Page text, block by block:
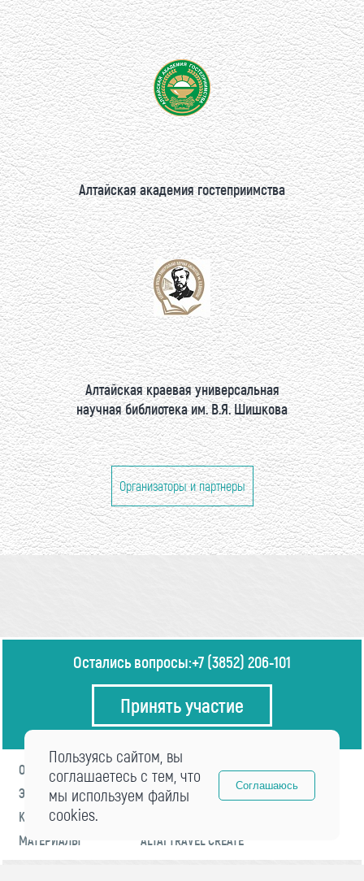
Алтайская академия гостеприимства
Алтайская краевая универсальная
научная библиотека им. В.Я. Шишкова
Организаторы и партнеры
Остались вопросы:+7 (3852) 206-101
Принять участие
О ФОРУМЕ
ПРОГРАММА
ЭКСПЕРТЫ
НОВОСТИ
КОНТАКТЫ
МАТЕРИАЛЫ
ALTAI TRAVEL CREATE
Пользуясь сайтом, вы
соглашаетесь с тем, что
мы используем файлы
cookies.
Соглашаюсь